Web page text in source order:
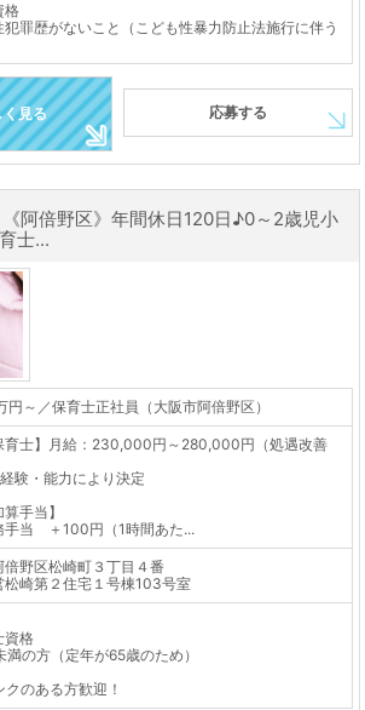
格
犯罪歴がないこと（こども性暴力防止法施行に伴う
見る 応募する
《阿倍野区》年間休日120日♪0～2歳児小
士...
円～／保育士正社員（大阪市阿倍野区）
育士】月給：230,000円～280,000円（処遇改善
験・能力により決定
算手当】
手当 ＋100円（1時間あた...
倍野区松崎町３丁目４番
松崎第２住宅１号棟103号室
資格
満の方（定年が65歳のため）
のある方歓迎！